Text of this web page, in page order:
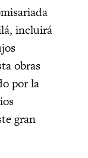
incluirá
obras
por la
gran